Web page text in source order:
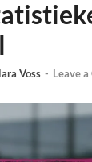
Voss - Leave